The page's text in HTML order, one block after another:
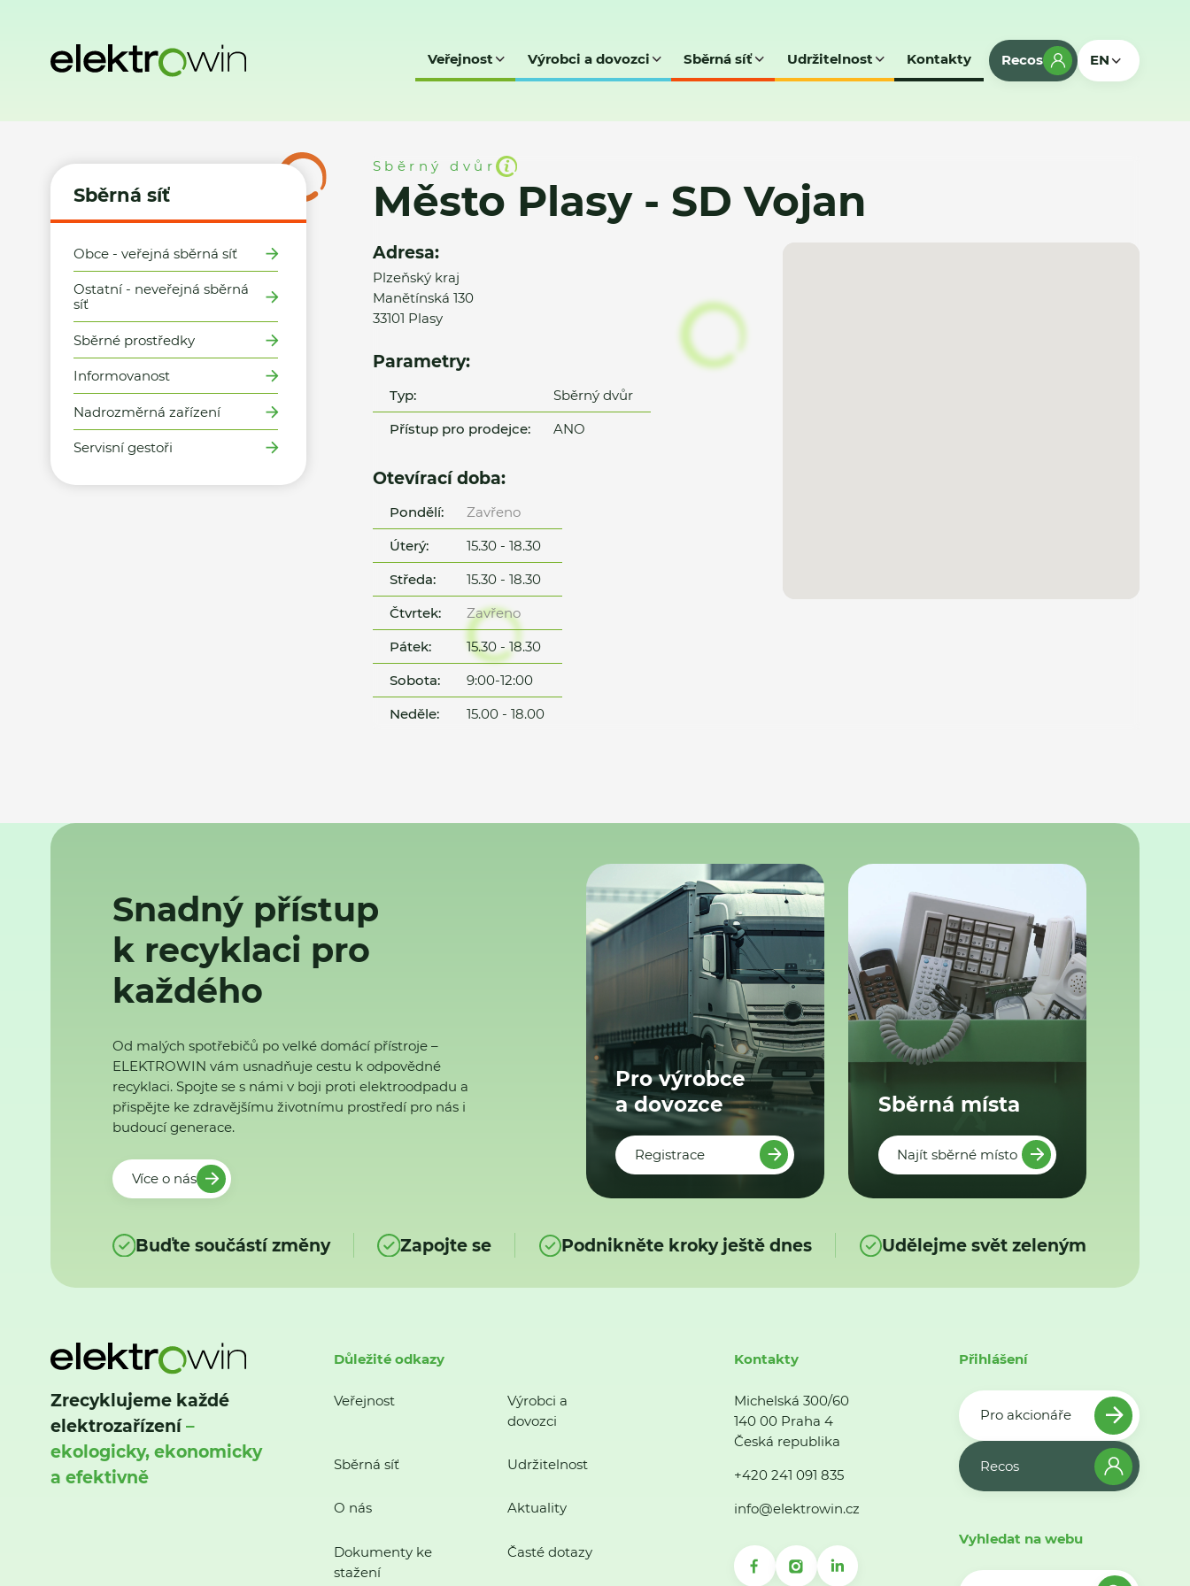
Veřejnost Výrobci a dovozci Sběrná síť Udržitelnost Kontakty Recos EN
Sběrná síť
Obce - veřejná sběrná síť
Ostatní - neveřejná sběrná
síť
Sběrné prostředky
Informovanost
Nadrozměrná zařízení
Servisní gestoři
Sběrný dvůr
Město Plasy - SD Vojan
Adresa:
Plzeňský kraj
Manětínská 130
33101 Plasy
Parametry:
Typ:
Sběrný dvůr
Přístup pro prodejce:
ANO
Otevírací doba:
Pondělí:
Zavřeno
Úterý:
15.30 - 18.30
Středa:
15.30 - 18.30
Čtvrtek:
Zavřeno
Pátek:
15.30 - 18.30
Sobota:
9:00-12:00
Neděle:
15.00 - 18.00
Snadný přístup
k recyklaci pro
každého
Od malých spotřebičů po velké domácí přístroje –
ELEKTROWIN vám usnadňuje cestu k odpovědné
recyklaci. Spojte se s námi v boji proti elektroodpadu a
přispějte ke zdravějšímu životnímu prostředí pro nás i
budoucí generace.
Více o nás
Pro výrobce
a dovozce
Registrace
Sběrná místa
Najít sběrné místo
Buďte součástí změny Zapojte se Podnikněte kroky ještě dnes Udělejme svět zeleným
Zrecyklujeme každé
elektrozařízení–
ekologicky, ekonomicky
a efektivně
Důležité odkazy
Veřejnost
Výrobci a
dovozci
Sběrná síť Udržitelnost
O nás Aktuality
Dokumenty ke
stažení
Časté dotazy
Kontakty
Michelská 300/60
140 00 Praha 4
Česká republika
+420 241 091 835
info@elektrowin.cz
Přihlášení
Pro akcionáře
Recos
Vyhledat na webu